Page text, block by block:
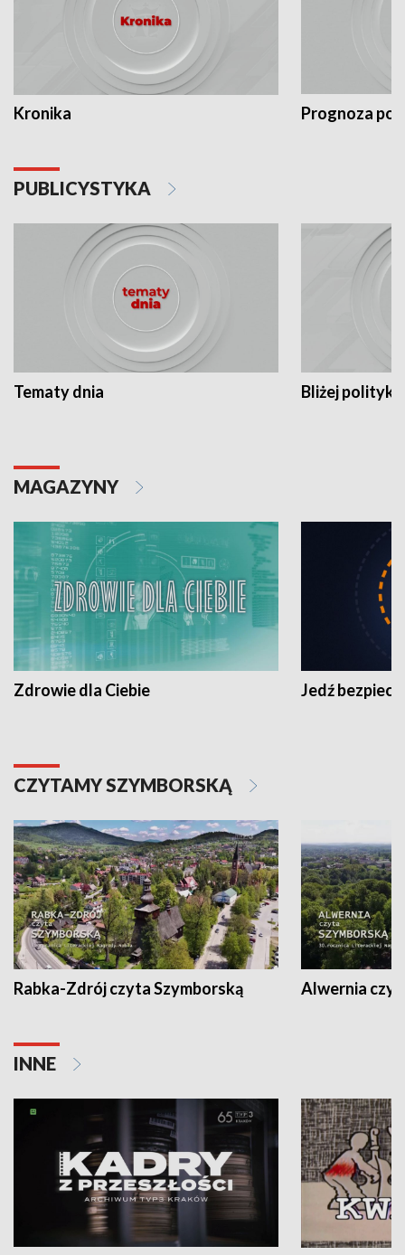
Kronika Prognoza
PUBLICYSTYKA
Tematy dnia Bliżej polityki
MAGAZYNY
Zdrowie dla Ciebie Jedź
CZYTAMY SZYMBORSKĄ
Rabka-Zdrój czyta Szymborską Alwernia
INNE